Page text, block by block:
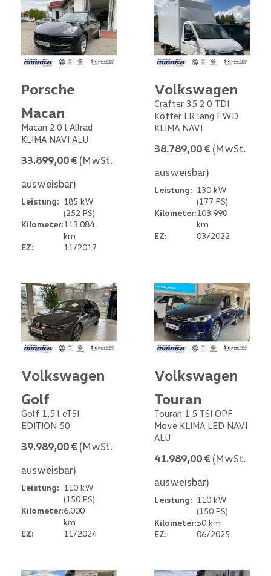
Porsche
Macan
Macan 2.0 l Allrad
KLIMA NAVI ALU
33.899,00 € (MwSt.
ausweisbar)
Leistung: 185 kW
(252 PS)
Kilometer:113.084
km
EZ:
11/2017
Volkswagen
Crafter 35 2.0 TDI
Koffer LR lang FWD
KLIMA NAVI
38.789,00 € (MwSt.
ausweisbar)
Leistung: 130 kW
(177 PS)
Kilometer:103.990
km
EZ:
03/2022
Volkswagen
Golf
Golf 1,5 l eTSI
EDITION 50
39.989,00 € (MwSt.
ausweisbar)
Leistung: 110 kW
(150 PS)
Kilometer:6.000
km
EZ:
11/2024
Volkswagen
Touran
Touran 1.5 TSI OPF
Move KLIMA LED NAVI
ALU
41.989,00 € (MwSt.
ausweisbar)
Leistung: 110 kW
(150 PS)
Kilometer:50 km
EZ:
06/2025